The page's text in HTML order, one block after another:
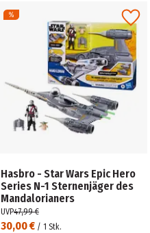
Hasbro - Star Wars Epic Hero
Series N-1 Sternenjäger des
Mandalorianers
30,00 € / 1 Stk.
UVP47,99 €